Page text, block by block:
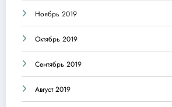
Ноябрь 2019
Октябрь 2019
Сентябрь 2019
Август 2019